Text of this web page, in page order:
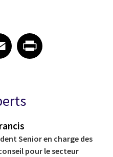
on Email
EmailShare article on Print
Senior en charge des
pour le secteur